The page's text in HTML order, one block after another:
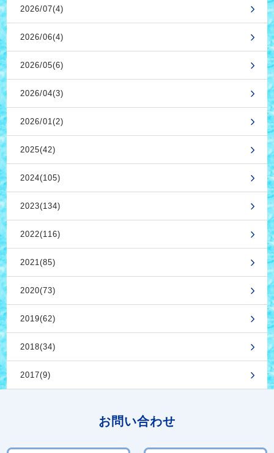
2026/07(4)
2026/06(4)
2026/05(6)
2026/04(3)
2026/01(2)
2025(42)
2024(105)
2023(134)
2022(116)
2021(85)
2020(73)
2019(62)
2018(34)
2017(9)
お問い合わせ